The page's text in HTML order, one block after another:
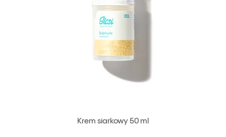
Krem siarkowy 50 ml